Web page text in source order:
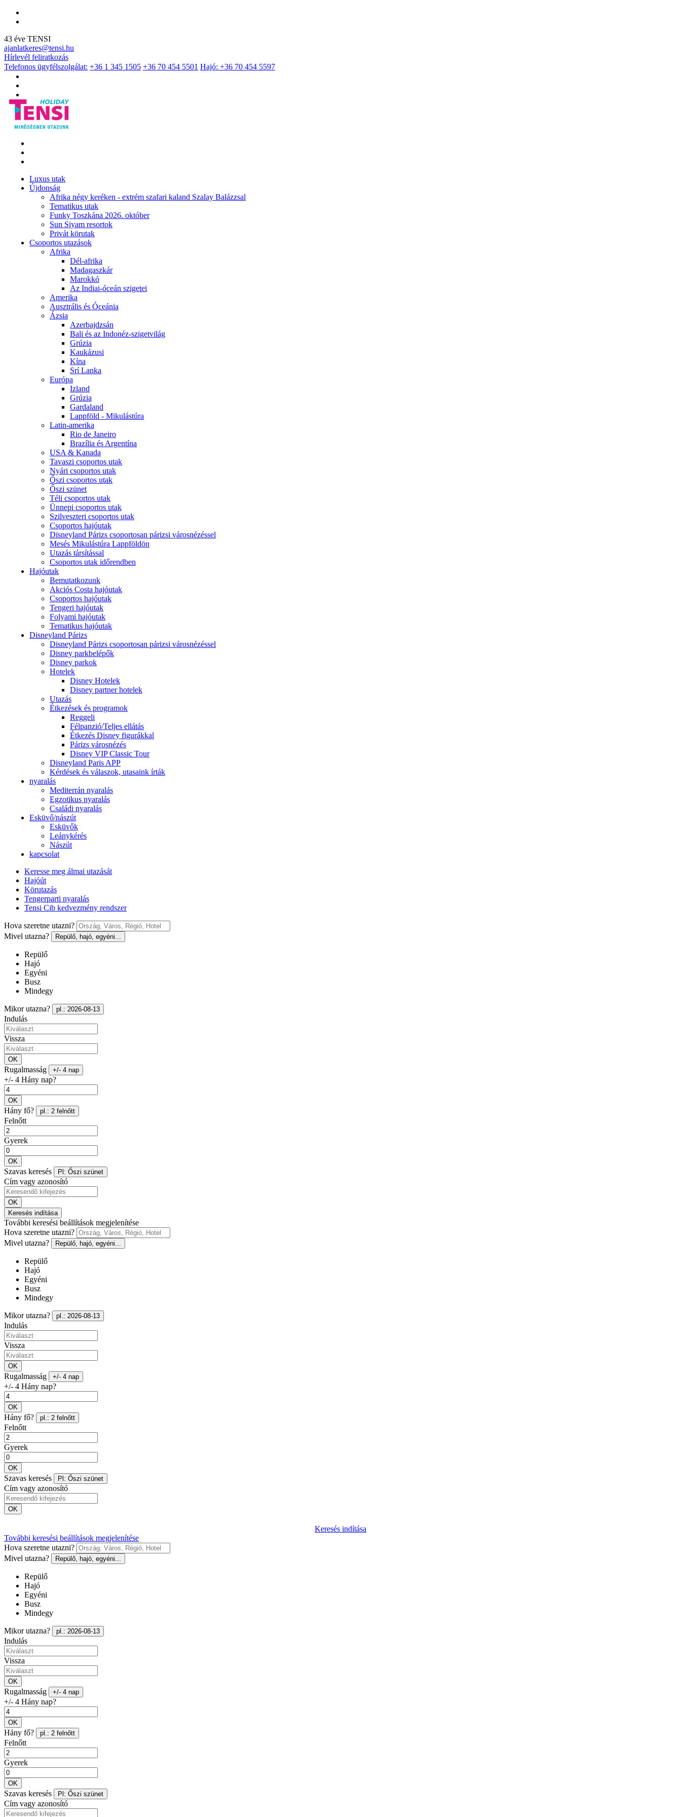
43 éve TENSI
ajanlatkeres@tensi.hu
Hírlevél feliratkozás
Telefonos ügyfélszolgálat: +36 1 345 1505 +36 70 454 5501 Hajó: +36 70 454 5597
Luxus utak
Újdonság
Afrika négy keréken - extrém szafari kaland Szalay Balázzsal
Tematikus utak
Funky Toszkána 2026. október
Sun Siyam resortok
Privát körutak
Csoportos utazások
Afrika
Dél-afrika
Madagaszkár
Marokkó
Az Indiai-óceán szigetei
Amerika
Ausztrális és Óceánia
Ázsia
Azerbajdzsán
Bali és az Indonéz-szigetvilág
Grúzia
Kaukázusi
Kína
Srí Lanka
Európa
Izland
Grúzia
Gardaland
Lappföld - Mikulástúra
Latin-amerika
Rio de Janeiro
Brazília és Argentína
USA & Kanada
Tavaszi csoportos utak
Nyári csoportos utak
Őszi csoportos utak
Őszi szünet
Téli csoportos utak
Ünnepi csoportos utak
Szilveszteri csoportos utak
Csoportos hajóutak
Disneyland Párizs csoportosan párizsi városnézéssel
Mesés Mikulástúra Lappföldön
Utazás társítással
Csoportos utak időrendben
Hajóutak
Bemutatkozunk
Akciós Costa hajóutak
Csoportos hajóutak
Tengeri hajóutak
Folyami hajóutak
Tematikus hajóutak
Disneyland Párizs
Disneyland Párizs csoportosan párizsi városnézéssel
Disney parkbelépők
Disney parkok
Hotelek
Disney Hotelek
Disney partner hotelek
Utazás
Étkezések és programok
Reggeli
Félpanzió/Teljes ellátás
Étkezés Disney figurákkal
Párizs városnézés
Disney VIP Classic Tour
Disneyland Paris APP
Kérdések és válaszok, utasaink írták
nyaralás
Mediterrán nyaralás
Egzotikus nyaralás
Családi nyaralás
Esküvő/nászút
Esküvők
Leánykérés
Nászút
kapcsolat
Keresse meg álmai utazását
Hajóút
Körutazás
Tengerparti nyaralás
Tensi Cib kedvezmény rendszer
Hova szeretne utazni?
Mivel utazna?
Repülő, hajó, egyéni...
Repülő
Hajó
Egyéni
Busz
Mindegy
Mikor utazna? pl.: 2026-08-13
Indulás
Vissza
OK
Rugalmasság +/- 4 nap
+/- 4 Hány nap?
OK
Hány fő? pl.: 2 felnőtt
Felnőtt
Gyerek
OK
Szavas keresés Pl: Őszi szünet
Cím vagy azonosító
OK
Keresés indítása
További keresési beállítások megjelenítése
Hova szeretne utazni?
Mivel utazna?
Repülő, hajó, egyéni...
Repülő
Hajó
Egyéni
Busz
Mindegy
Mikor utazna? pl.: 2026-08-13
Indulás
Vissza
OK
Rugalmasság +/- 4 nap
+/- 4 Hány nap?
OK
Hány fő? pl.: 2 felnőtt
Felnőtt
Gyerek
OK
Szavas keresés Pl: Őszi szünet
Cím vagy azonosító
OK
Keresés indítása
További keresési beállítások megjelenítése
Hova szeretne utazni?
Mivel utazna?
Repülő, hajó, egyéni...
Repülő
Hajó
Egyéni
Busz
Mindegy
Mikor utazna? pl.: 2026-08-13
Indulás
Vissza
OK
Rugalmasság +/- 4 nap
+/- 4 Hány nap?
OK
Hány fő? pl.: 2 felnőtt
Felnőtt
Gyerek
OK
Szavas keresés Pl: Őszi szünet
Cím vagy azonosító